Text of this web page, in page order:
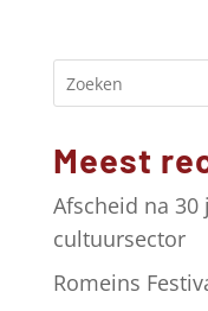
r
n
t
i
v
e
Meest
Afscheid na
cultuursector
Romeins